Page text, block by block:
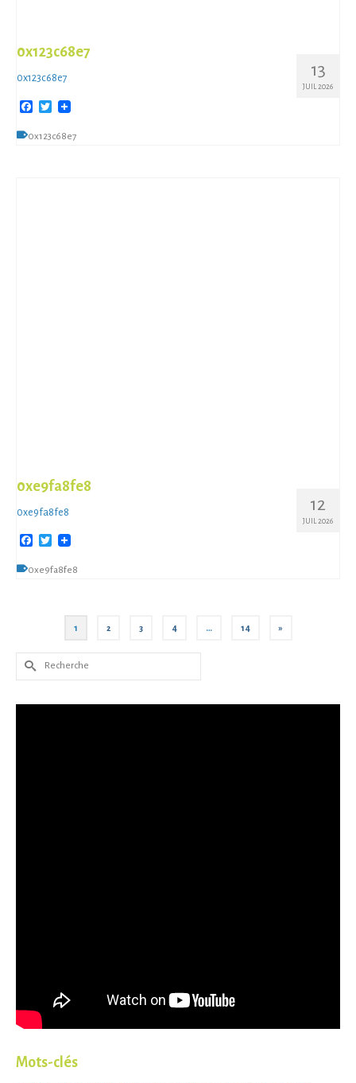
13
JUIL 2026
0x123c68e7
0x123c68e7
Facebook
Twitter
0x123c68e7
12
JUIL 2026
0xe9fa8fe8
0xe9fa8fe8
Facebook
Twitter
0xe9fa8fe8
1 2 3 4 … 14 »
Rechercher :
Mots-clés